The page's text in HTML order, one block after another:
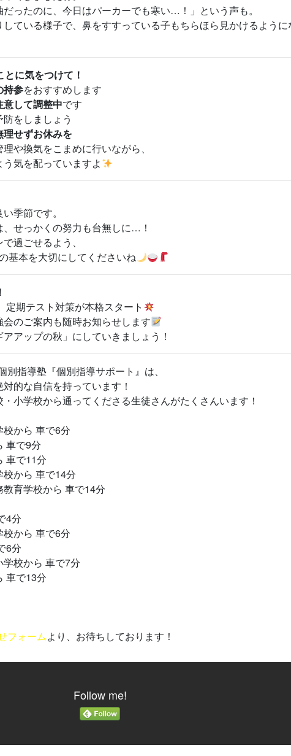
ったのに、今日はパーカーでも寒い…！」という声も。
ている様子で、鼻をすすっている子もちらほら見かけるように
に気をつけて！
持参をおすすめします
して調整中です
をしましょう
理せずお休みを
や換気をこまめに行いながら、
気を配っていますよ
季節です。
せっかくの努力も台無しに…！
過ごせるよう、
基本を大切にしてくださいね
定期テスト対策が本格スタート
会のご案内も随時お知らせします
アップの秋」にしていきましょう！
指導塾『個別指導サポート』は、
的な自信を持っています！
小学校から通ってくださる生徒さんがたくさんいます！
から 車で6分
車で9分
車で11分
から 車で14分
育学校から 車で14分
4分
から 車で6分
6分
校から 車で7分
車で13分
フォームより、お待ちしております！
Follow me!